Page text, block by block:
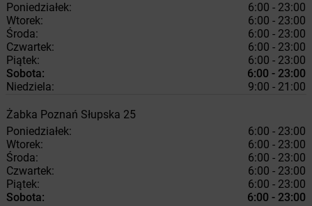
Poniedziałek:
6:00 - 23:00
Wtorek:
6:00 - 23:00
Środa:
6:00 - 23:00
Czwartek:
6:00 - 23:00
Piątek:
6:00 - 23:00
Sobota:
6:00 - 23:00
Niedziela:
9:00 - 21:00
Żabka Poznań Słupska 25
Poniedziałek:
6:00 - 23:00
Wtorek:
6:00 - 23:00
Środa:
6:00 - 23:00
Czwartek:
6:00 - 23:00
Piątek:
6:00 - 23:00
Sobota:
6:00 - 23:00